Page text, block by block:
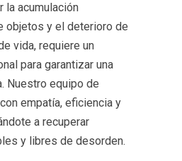
la acumulación
objetos y el deterioro de
vida, requiere un
para garantizar una
Nuestro equipo de
empatía, eficiencia y
a recuperar
y libres de desorden.